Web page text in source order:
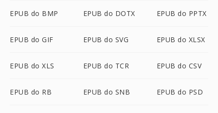
EPUB do BMP EPUB do DOTX EPUB do PPTX
EPUB do GIF EPUB do SVG EPUB do XLSX
EPUB do XLS EPUB do TCR EPUB do CSV
EPUB do RB EPUB do SNB EPUB do PSD